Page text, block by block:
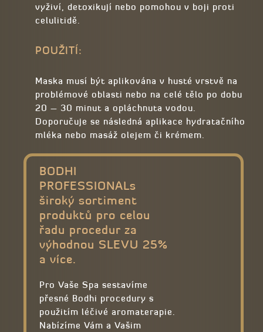
vyživí, detoxikují nebo pomohou v boji proti
celulitidě.
POUŽITÍ:
Maska musí být aplikována v husté vrstvě na
problémové oblasti nebo na celé tělo po dobu
20 – 30 minut a opláchnuta vodou.
Doporučuje se následná aplikace hydratačního
mléka nebo masáž olejem či krémem.
BODHI
PROFESSIONALs
široký sortiment
produktů pro celou
řadu procedur za
výhodnou SLEVU 25%
a více.
Pro Vaše Spa sestavíme
přesné Bodhi procedury s
použitím léčivé aromaterapie.
Nabízíme Vám a Vašim